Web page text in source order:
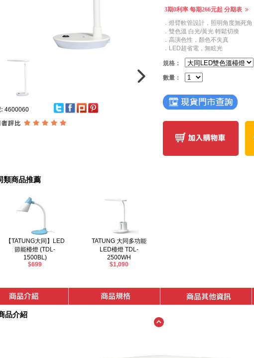
4600060
3期0利率 每期266元起 分期表
．燈臂軟管設計，照明角度無死角
．雙色溫 白光/黃光 輕鬆切換
．高演色性，顏色不失真
．LED超省電，無眩光
規格：
數量：
類商品推薦
【TATUNG大同】LED
節能檯燈 (TDL-
1500BL)
$699
TATUNG 大同多功能
LED檯燈 TDL-
2500WH
$1,090
品介紹